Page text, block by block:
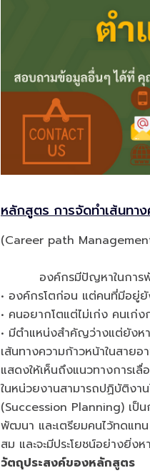
หลักสูตร การจัดทำเส้นทา
(Career path
องค์กรมีปัญหาในการพัฒ
• องค์กรโตก่อน แต่คนที่มีอยู่ยั
• คนอยากโตแต่ไม่เก่ง คนเก่
• มีตำแหน่งสำคัญว่างแต่ยังห
เส้นทางความก้าวหน้าในสาย
แสดงให้เห็นถึงแนวทางการเ
ในหน่วยงานสามารถปฏิบัติงา
(Succession Planning) เป็
พัฒนา และเตรียมคนไว้ทดแทน
สม และจะมีประโยชน์อย่างยิ่
วัตถุประสงค์ของหลักสูตร